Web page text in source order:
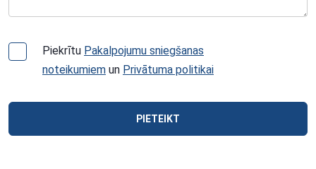
Piekrītu Pakalpojumu sniegšanas
noteikumiem un Privātuma politikai
PIETEIKT